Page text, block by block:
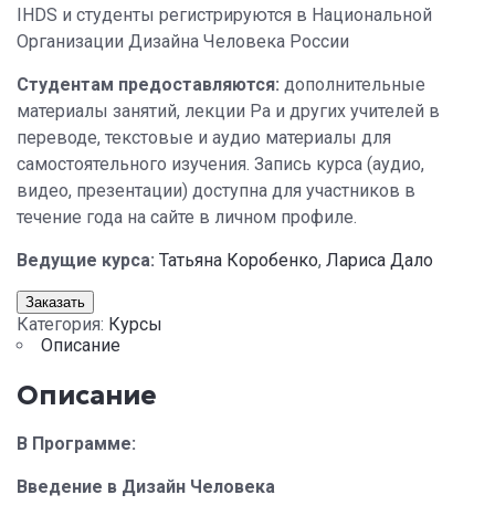
IHDS и студенты регистрируются в Национальной
Организации Дизайна Человека России
Студентам предоставляются: дополнительные
материалы занятий, лекции Ра и других учителей в
переводе, текстовые и аудио материалы для
самостоятельного изучения. Запись курса (аудио,
видео, презентации) доступна для участников в
течение года на сайте в личном профиле.
Ведущие курса: Татьяна Коробенко, Лариса Дало
Заказать
Категория: Курсы
Описание
Описание
В Программе:
Введение в Дизайн Человека